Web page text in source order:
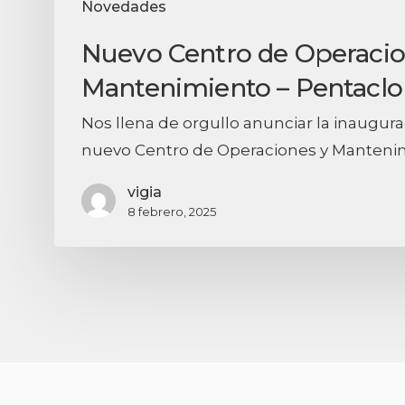
Novedades
Nuevo Centro de
Mantenimiento –
Nos llena de orgullo anunciar la
nuevo Centro de Operaciones y
vigia
8 febrero, 2025